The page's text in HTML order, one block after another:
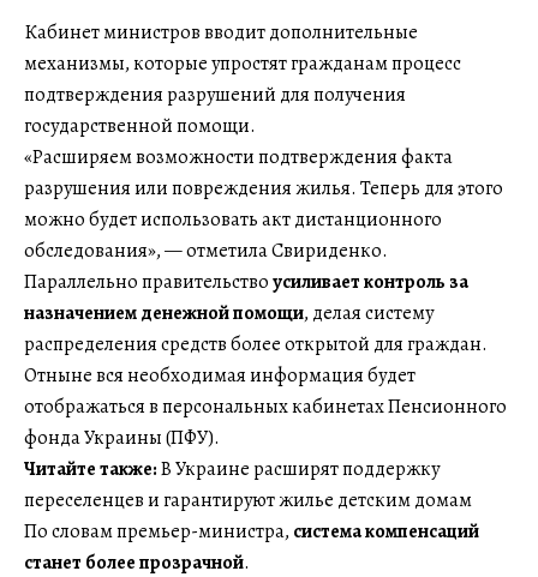
Кабинет министров вводит дополнительные
механизмы, которые упростят гражданам процесс
подтверждения разрушений для получения
государственной помощи.
«Расширяем возможности подтверждения факта
разрушения или повреждения жилья. Теперь для этого
можно будет использовать акт дистанционного
обследования», — отметила Свириденко.
Параллельно правительствоусиливает контроль за
назначением денежной помощи, делая систему
распределения средств более открытой для граждан.
Отныне вся необходимая информация будет
отображаться в персональных кабинетах Пенсионного
фонда Украины (ПФУ).
Читайте также:В Украине расширят поддержку
переселенцев и гарантируют жилье детским домам
По словам премьер-министра, система компенсаций
станет более прозрачной.